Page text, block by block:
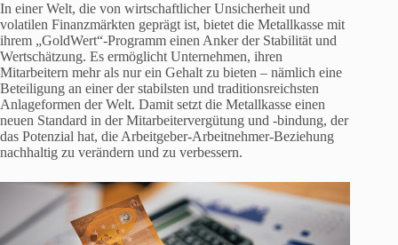
In einer Welt, die von wirtschaftlicher Unsicherheit und
volatilen Finanzmärkten geprägt ist, bietet die Metallkasse mit
ihrem „GoldWert“-Programm einen Anker der Stabilität und
Wertschätzung. Es ermöglicht Unternehmen, ihren
Mitarbeitern mehr als nur ein Gehalt zu bieten – nämlich eine
Beteiligung an einer der stabilsten und traditionsreichsten
Anlageformen der Welt. Damit setzt die Metallkasse einen
neuen Standard in der Mitarbeitervergütung und -bindung, der
das Potenzial hat, die Arbeitgeber-Arbeitnehmer-Beziehung
nachhaltig zu verändern und zu verbessern.